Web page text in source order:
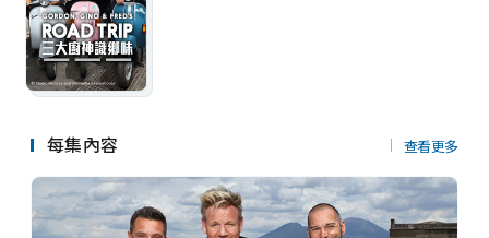
愛心基金
藝人
串流平台
每集內容 查看更多